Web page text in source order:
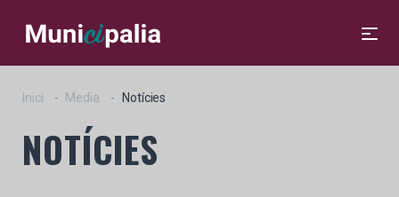
Inici Media Notícies
NOTÍCIES